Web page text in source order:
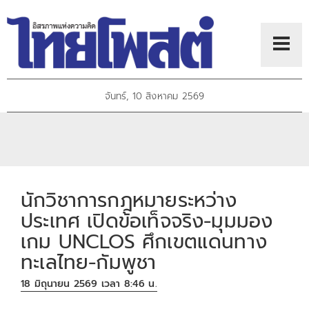
จันทร์, 10 สิงหาคม 2569
นักวิชาการกฎหมายระหว่าง
ประเทศ เปิดข้อเท็จจริง-มุมมอง
เกม UNCLOS ศึกเขตแดนทาง
ทะเลไทย-กัมพูชา
18 มิถุนายน 2569 เวลา 8:46 น.